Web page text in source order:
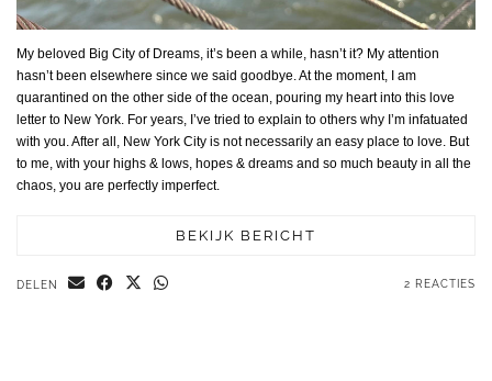
My beloved Big City of Dreams, it’s been a while, hasn’t it? My attention
hasn’t been elsewhere since we said goodbye. At the moment, I am
quarantined on the other side of the ocean, pouring my heart into this love
letter to New York. For years, I’ve tried to explain to others why I’m infatuated
with you. After all, New York City is not necessarily an easy place to love. But
to me, with your highs & lows, hopes & dreams and so much beauty in all the
chaos, you are perfectly imperfect.
BEKIJK BERICHT
DELEN 2 REACTIES